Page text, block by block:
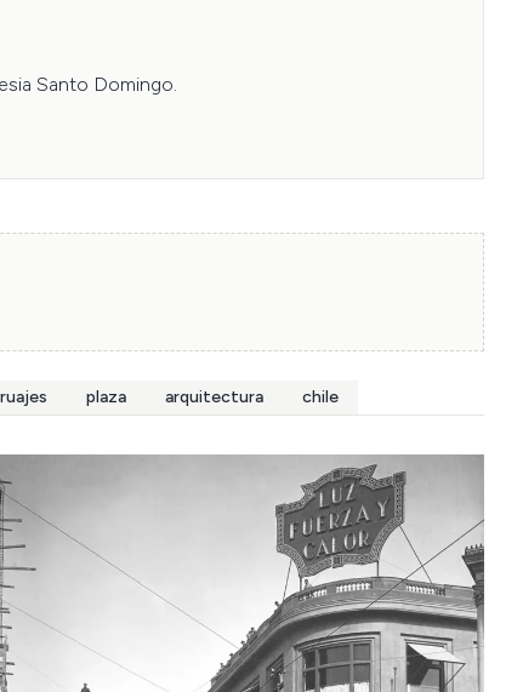
Santo Domingo.
plaza arquitectura chile